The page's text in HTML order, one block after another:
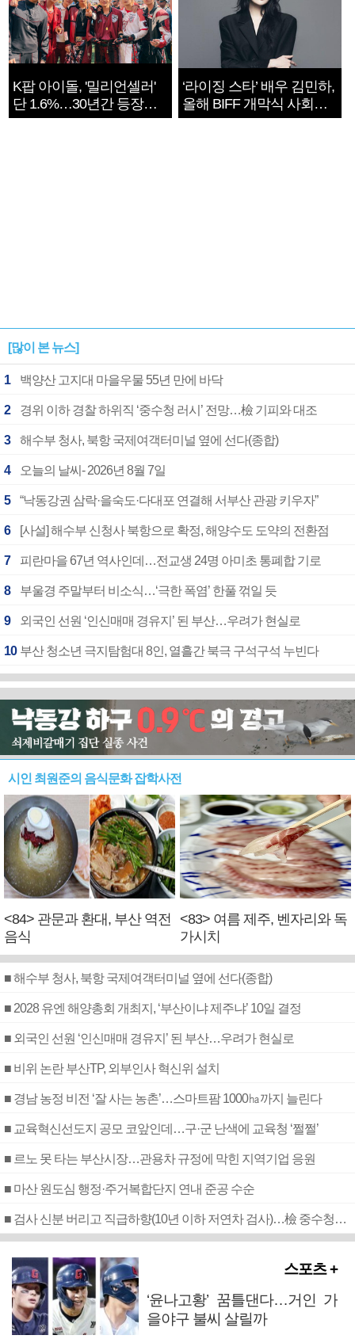
K팝 아이돌, '밀리언셀러'
단 1.6%…30년간 등장
1182개팀 전수조사
‘라이징 스타’ 배우 김민하,
올해 BIFF 개막식 사회자
확정
[많이 본 뉴스]
1 백양산 고지대 마을우물 55년 만에 바닥
2 경위 이하 경찰 하위직 ‘중수청 러시’ 전망…檢 기피와 대조
3 해수부 청사, 북항 국제여객터미널 옆에 선다(종합)
4 오늘의 날씨- 2026년 8월 7일
5 “낙동강권 삼락·을숙도·다대포 연결해 서부산 관광 키우자”
6 [사설] 해수부 신청사 북항으로 확정, 해양수도 도약의 전환점
7 피란마을 67년 역사인데…전교생 24명 아미초 통폐합 기로
8 부울경 주말부터 비소식…‘극한 폭염’ 한풀 꺾일 듯
9 외국인 선원 ‘인신매매 경유지’ 된 부산…우려가 현실로
10 부산 청소년 극지탐험대 8인, 열흘간 북극 구석구석 누빈다
시인 최원준의 음식문화 잡학사전
<84> 관문과 환대, 부산 역전
음식
<83> 여름 제주, 벤자리와 독
가시치
■ 해수부 청사, 북항 국제여객터미널 옆에 선다(종합)
■ 2028 유엔 해양총회 개최지, ‘부산이냐 제주냐’ 10일 결정
■ 외국인 선원 ‘인신매매 경유지’ 된 부산…우려가 현실로
■ 비위 논란 부산TP, 외부인사 혁신위 설치
■ 경남 농정 비전 ‘잘 사는 농촌’…스마트팜 1000㏊까지 늘린다
■ 교육혁신선도지 공모 코앞인데…구·군 난색에 교육청 ‘쩔쩔’
■ 르노 못 타는 부산시장…관용차 규정에 막힌 지역기업 응원
■ 마산 원도심 행정·주거복합단지 연내 준공 수순
■ 검사 신분 버리고 직급하향(10년 이하 저연차 검사)…檢 중수청행 기피
스포츠 +
‘윤나고황’ 꿈틀댄다…거인 가
을야구 불씨 살릴까